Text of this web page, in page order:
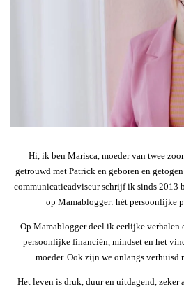
Hi, ik ben Marisca, moeder van twee
getrouwd met Patrick en geboren en
communicatieadviseur schrijf ik sinds 2013
op Mamablogger: hét persoonlijke
Op Mamablogger deel ik eerlijke verhalen
persoonlijke financiën, mindset en het
moeder. Ook zijn we onlangs verhuisd
Het leven is druk, duur en uitdagend, zeker